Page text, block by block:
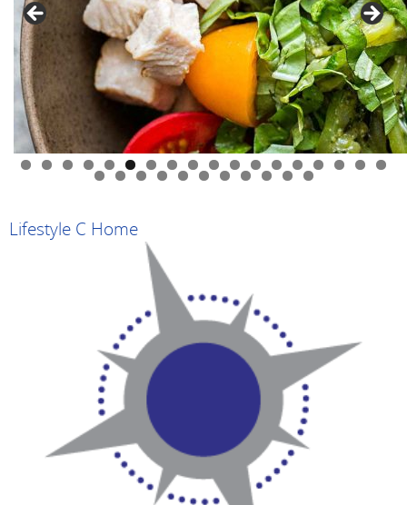
0 1 2 3 4 5 6 7 8
9 0 1 2 3 4 5 6 7 8 9
Lifestyle C Home